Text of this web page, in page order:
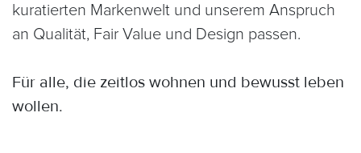
kuratierten Markenwelt und unserem Anspruch
an Qualität, Fair Value und Design passen.
Für alle, die zeitlos wohnen und bewusst leben
wollen.